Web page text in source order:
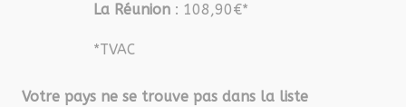
La Réunion : 108,90€*
*TVAC
Votre pays ne se trouve pas dans la liste